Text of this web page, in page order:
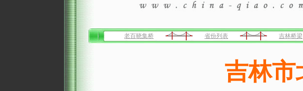
老百晓集桥 省份列表 吉林桥梁
吉林市